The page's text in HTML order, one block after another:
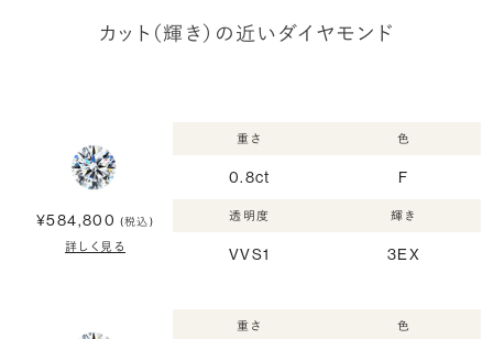
カット（輝き）の近いダイヤモンド
¥584,800 (税込)
詳しく見る
重さ
0.8ct
色
F
透明度
VVS1
輝き
3EX
重さ 色